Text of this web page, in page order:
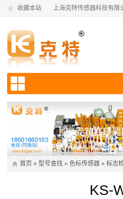
收藏本站 上海克特传感器科技有限
首页 » 型号查找 » 色标传感器 » 标志
KS-